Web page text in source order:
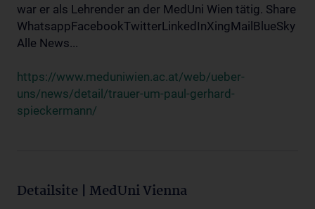
war er als Lehrender an der MedUni Wien tätig. Share
WhatsappFacebookTwitterLinkedInXingMailBlueSky
Alle News...
https://www.meduniwien.ac.at/web/ueber-
uns/news/detail/trauer-um-paul-gerhard-
spieckermann/
Detailsite | MedUni Vienna